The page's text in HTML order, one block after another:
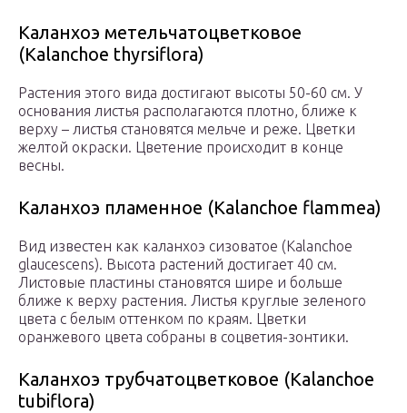
Каланхоэ метельчатоцветковое
(Kalanchoe thyrsiflora)
Растения этого вида достигают высоты 50-60 см. У
основания листья располагаются плотно, ближе к
верху – листья становятся мельче и реже. Цветки
желтой окраски. Цветение происходит в конце
весны.
Каланхоэ пламенное (Kalanchoe flammea)
Вид известен как каланхоэ сизоватое (Kalanchoe
glaucescens). Высота растений достигает 40 см.
Листовые пластины становятся шире и больше
ближе к верху растения. Листья круглые зеленого
цвета с белым оттенком по краям. Цветки
оранжевого цвета собраны в соцветия-зонтики.
Каланхоэ трубчатоцветковое (Kalanchoe
tubiflora)